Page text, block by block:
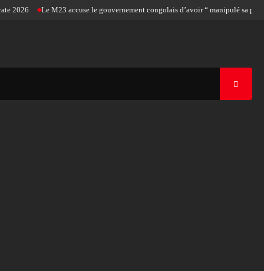
Le M23 accuse le gouvernement congolais d’avoir “ manipulé sa position